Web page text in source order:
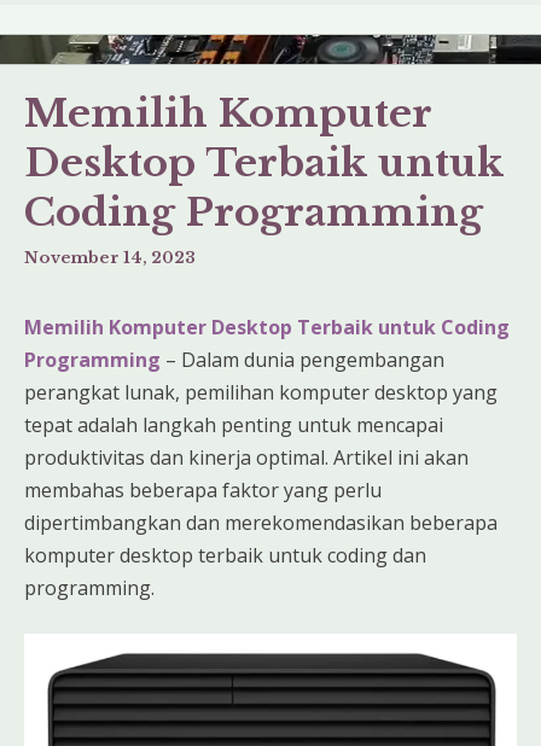
Memilih Komputer
Desktop Terbaik untuk
Coding Programming
November 14, 2023
Memilih Komputer Desktop Terbaik untuk Coding
Programming – Dalam dunia pengembangan
perangkat lunak, pemilihan komputer desktop yang
tepat adalah langkah penting untuk mencapai
produktivitas dan kinerja optimal. Artikel ini akan
membahas beberapa faktor yang perlu
dipertimbangkan dan merekomendasikan beberapa
komputer desktop terbaik untuk coding dan
programming.